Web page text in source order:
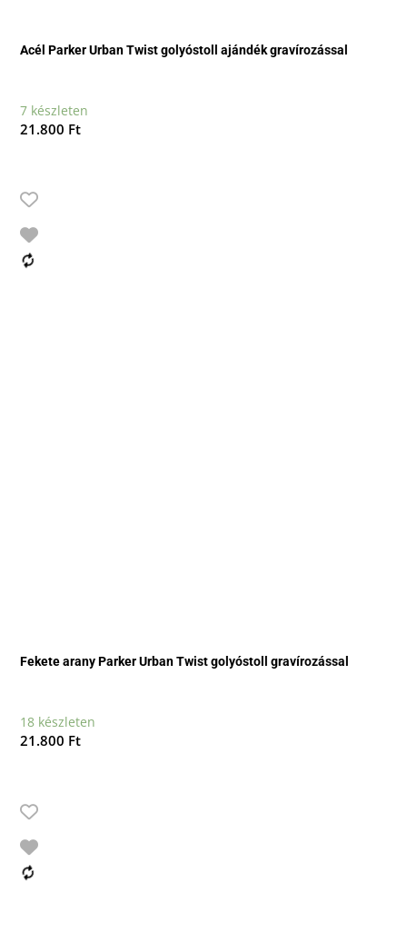
Acél Parker Urban Twist golyóstoll ajándék gravírozással
7 készleten
21.800 Ft
Fekete arany Parker Urban Twist golyóstoll gravírozással
18 készleten
21.800 Ft